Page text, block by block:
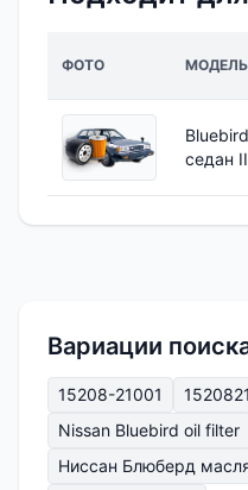
ФОТО МОДЕЛЬ
Bluebird
седан II
Вариации
15208-21001
Nissan Bluebird oil filter
Ниссан Блюберд